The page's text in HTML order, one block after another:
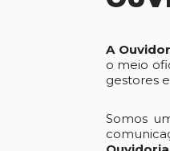
A
o meio
gestores
Somos